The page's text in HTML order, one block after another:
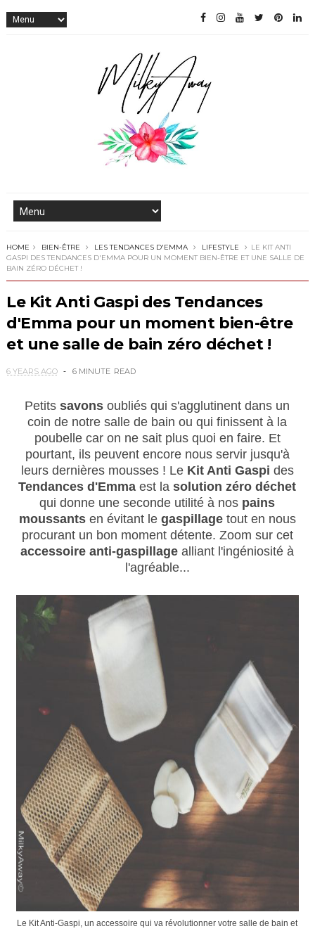
HOME BIEN-ÊTRE LES TENDANCES D'EMMA LIFESTYLE
LE KIT ANTI
GASPI DES TENDANCES D'EMMA POUR UN MOMENT BIEN-ÊTRE ET UNE SALLE DE
BAIN ZÉRO DÉCHET !
Le Kit Anti Gaspi des Tendances
d'Emma pour un moment bien-être
et une salle de bain zéro déchet !
6 YEARS AGO 6 MINUTE READ
Petitssavons oubliés qui s'agglutinent dans un
coin de notre salle de bain ou qui finissent à la
poubelle car on ne sait plus quoi en faire. Et
pourtant, ils peuvent encore nous servir jusqu'à
leurs dernières mousses ! Le Kit Anti Gaspi des
Tendances d'Emma est lasolution zéro déchet
qui donne une seconde utilité à nos pains
moussantsen évitant le gaspillagetout en nous
procurant un bon moment détente. Zoom sur cet
accessoire anti-gaspillage alliant l'ingéniosité à
l'agréable...
Le Kit Anti-Gaspi, un accessoire qui va révolutionner votre salle de bain et